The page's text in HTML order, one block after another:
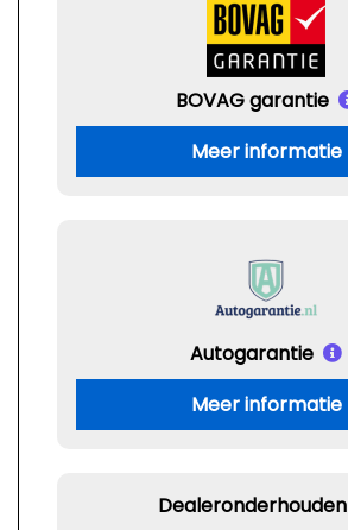
BOVAG garantie
Meer informatie
Autogarantie
Meer informatie
Dealeronderhouden